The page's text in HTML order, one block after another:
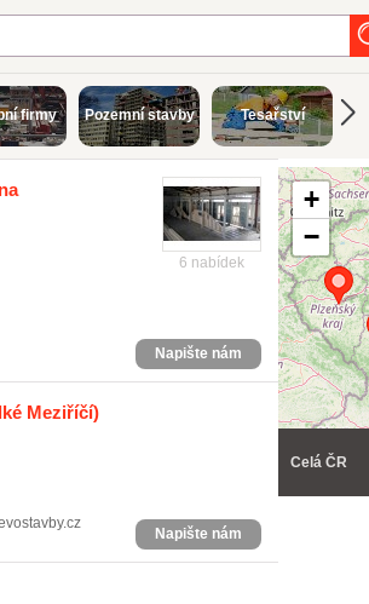
firmy Pozemní stavby Tesařství
6 nabídek
Napište nám
Meziříčí)
Napište nám
+
−
Celá ČR